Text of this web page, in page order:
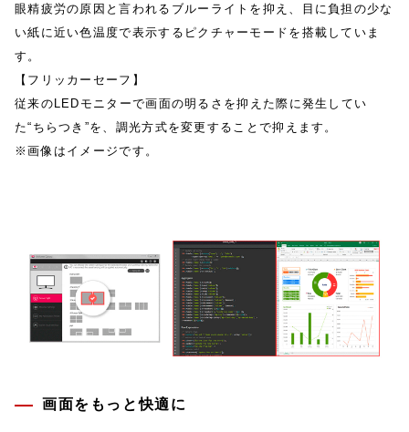
眼精疲労の原因と言われるブルーライトを抑え、目に負担の少な
い紙に近い色温度で表示するピクチャーモードを搭載していま
す。
【フリッカーセーフ】
従来のLEDモニターで画面の明るさを抑えた際に発生してい
た“ちらつき”を、調光方式を変更することで抑えます。
※画像はイメージです。
画面をもっと快適に